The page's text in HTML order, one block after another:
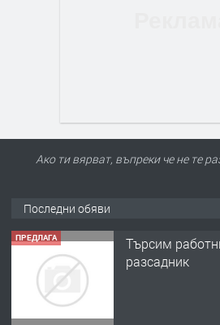
Ако ти вярват, въпреки че не те
Последни обяви
ПРЕДЛАГА
Търсим
разсадник